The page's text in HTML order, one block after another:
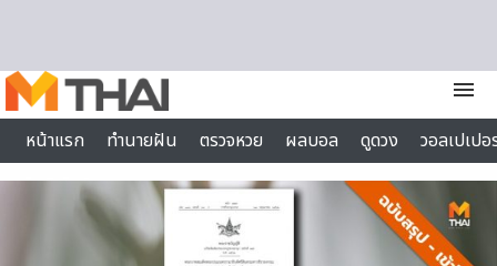
menu
หน้าแรก
ทำนายฝัน ตรวจหวย ผลบอล ดูดวง
วอลเปเป
ไลฟ์สไตล์